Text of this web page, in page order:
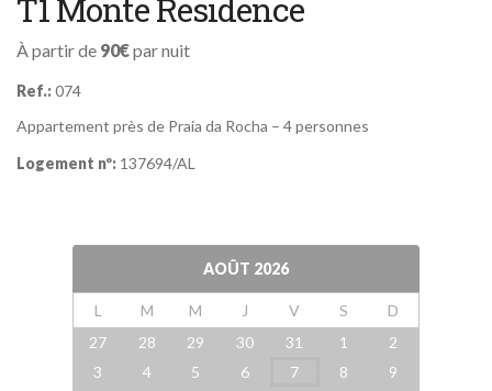
T1 Monte Residence
À partir de 90€par nuit
Ref.:074
Appartement près de Praia da Rocha – 4 personnes
Logement nº: 137694/AL
AOÛT 2026
L M M J V S
D
27
28 29 30 31 1
2
3
4 5 6 7 8
9